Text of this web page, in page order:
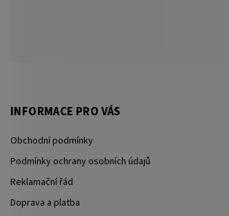
INFORMACE PRO VÁS
Obchodní podmínky
Podmínky ochrany osobních údajů
Reklamační řád
Doprava a platba